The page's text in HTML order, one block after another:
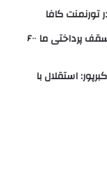
تورنمنت کافا
استقلال با سهراب ستاره سوم را می‌گرفت | سقف پرداختی ما ۶۰۰
استقلال با